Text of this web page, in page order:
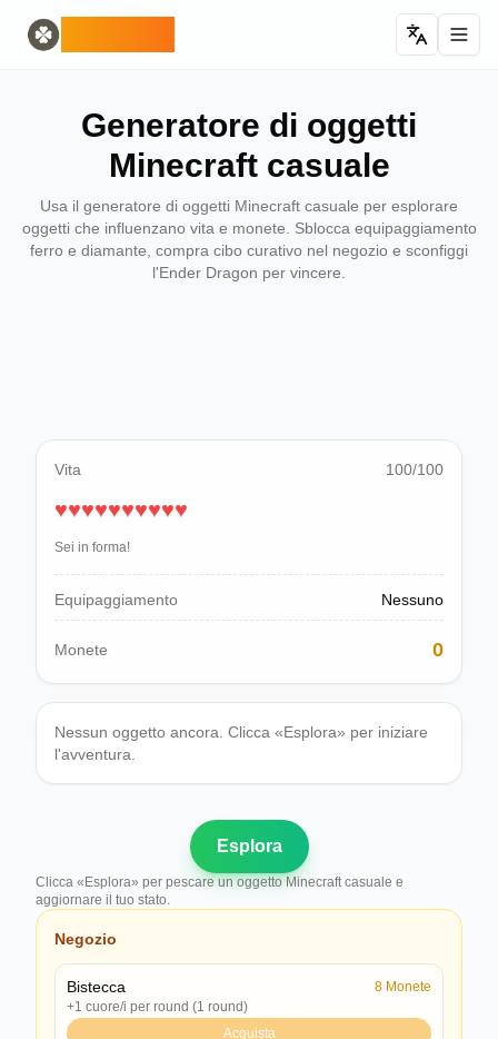
Random Generators
generatore casuale di paesi
generatore di carte casuali
Number Tools
generatore di numeri casuali a 4 cifre
Password Tools
generatore di password 12 caratteri
generatore di indirizzi IP casuali
Español
Pусский
한국어
中文 (简体)
Bahasa Indonesia
Svenska
ภาษาไทย
Українська
Tiếng Việt
Generatore di oggetti
Minecraft casuale
Usa il generatore di oggetti Minecraft casuale per esplorare
oggetti che influenzano vita e monete. Sblocca equipaggiamento
ferro e diamante, compra cibo curativo nel negozio e sconfiggi
l'Ender Dragon per vincere.
Vita 100/100
♥♥♥♥♥♥♥♥♥♥
Sei in forma!
Equipaggiamento Nessuno
Monete 0
Nessun oggetto ancora. Clicca «Esplora» per iniziare
l'avventura.
Esplora
Clicca «Esplora» per pescare un oggetto Minecraft casuale e
aggiornare il tuo stato.
Negozio
Bistecca 8 Monete
+1 cuore/i per round (1 round)
Acquista